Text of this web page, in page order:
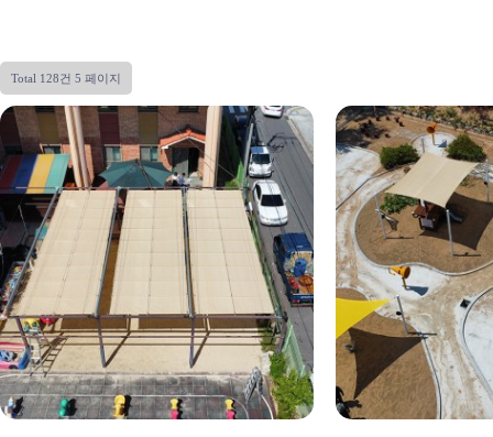
Total 128건 5 페이지